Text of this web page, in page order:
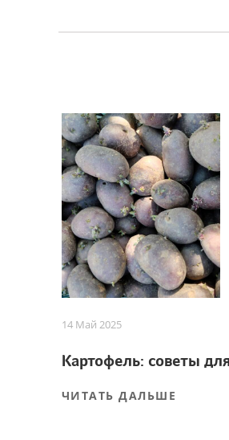
14 Май 2025
ЧИТАТЬ ДАЛЬШЕ